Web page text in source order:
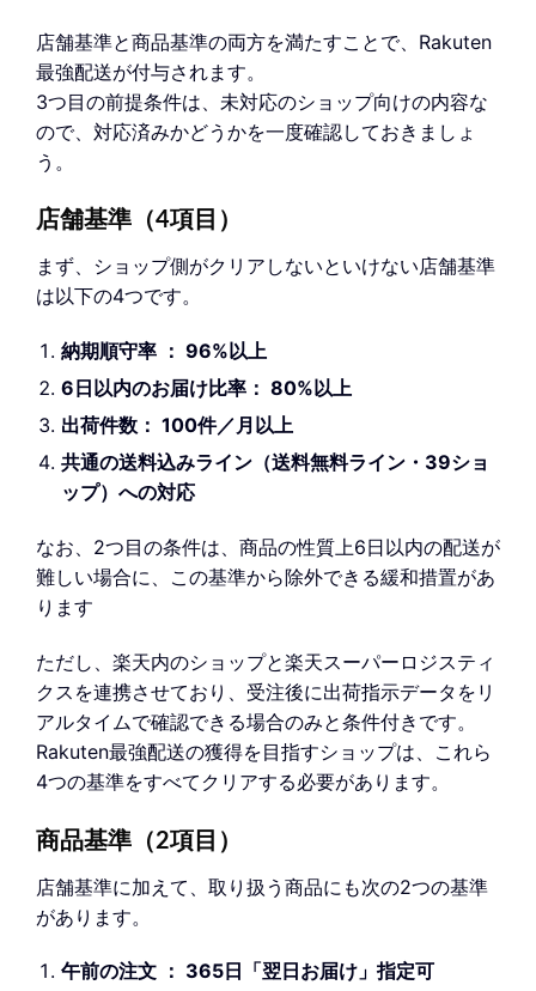
店舗基準と商品基準の両方を満たすことで、Rakuten
最強配送が付与されます。
3つ目の前提条件は、未対応のショップ向けの内容な
ので、対応済みかどうかを一度確認しておきましょ
う。
店舗基準（4項目）
まず、ショップ側がクリアしないといけない店舗基準
は以下の4つです。
納期順守率 ： 96%以上
6日以内のお届け比率： 80%以上
出荷件数： 100件／月以上
共通の送料込みライン（送料無料ライン・39ショ
ップ）への対応
なお、2つ目の条件は、商品の性質上6日以内の配送が
難しい場合に、この基準から除外できる緩和措置があ
ります
ただし、楽天内のショップと楽天スーパーロジスティ
クスを連携させており、受注後に出荷指示データをリ
アルタイムで確認できる場合のみと条件付きです。
Rakuten最強配送の獲得を目指すショップは、これら
4つの基準をすべてクリアする必要があります。
商品基準（2項目）
店舗基準に加えて、取り扱う商品にも次の2つの基準
があります。
午前の注文 ： 365日「翌日お届け」指定可